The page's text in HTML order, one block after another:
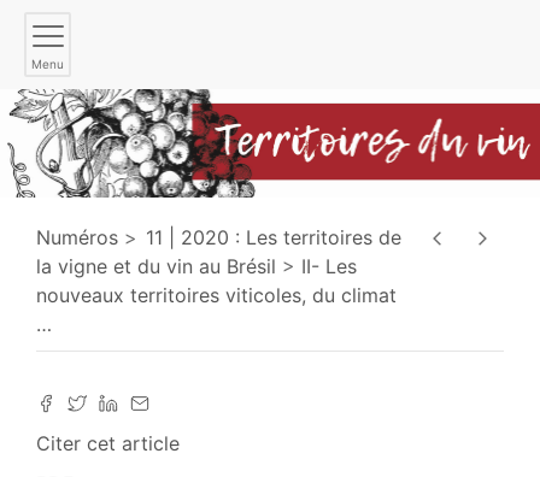
Menu
Numéros
11 | 2020 : Les territoires de
la vigne et du vin au Brésil
II- Les
nouveaux territoires viticoles, du climat
…
Citer cet article